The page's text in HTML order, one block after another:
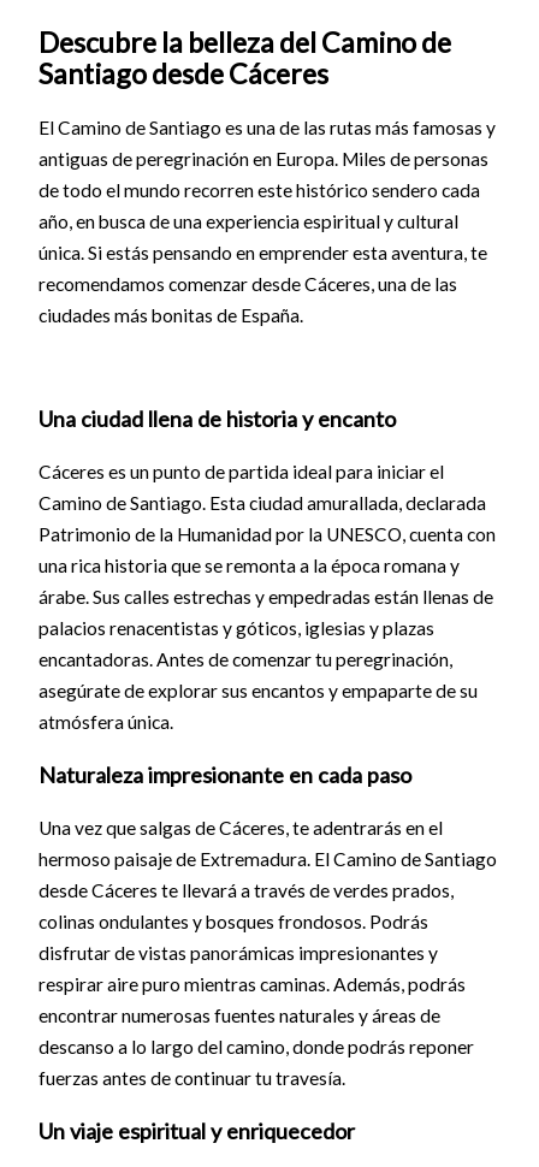
Descubre la belleza del Camino de
Santiago desde Cáceres
El Camino de Santiago es una de las rutas más famosas y
antiguas de peregrinación en Europa. Miles de personas
de todo el mundo recorren este histórico sendero cada
año, en busca de una experiencia espiritual y cultural
única. Si estás pensando en emprender esta aventura, te
recomendamos comenzar desde Cáceres, una de las
ciudades más bonitas de España.
Una ciudad llena de historia y encanto
Cáceres es un punto de partida ideal para iniciar el
Camino de Santiago. Esta ciudad amurallada, declarada
Patrimonio de la Humanidad por la UNESCO, cuenta con
una rica historia que se remonta a la época romana y
árabe. Sus calles estrechas y empedradas están llenas de
palacios renacentistas y góticos, iglesias y plazas
encantadoras. Antes de comenzar tu peregrinación,
asegúrate de explorar sus encantos y empaparte de su
atmósfera única.
Naturaleza impresionante en cada paso
Una vez que salgas de Cáceres, te adentrarás en el
hermoso paisaje de Extremadura. El Camino de Santiago
desde Cáceres te llevará a través de verdes prados,
colinas ondulantes y bosques frondosos. Podrás
disfrutar de vistas panorámicas impresionantes y
respirar aire puro mientras caminas. Además, podrás
encontrar numerosas fuentes naturales y áreas de
descanso a lo largo del camino, donde podrás reponer
fuerzas antes de continuar tu travesía.
Un viaje espiritual y enriquecedor